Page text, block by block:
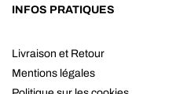
INFOS PRATIQUES
Livraison et Retour
Mentions légales